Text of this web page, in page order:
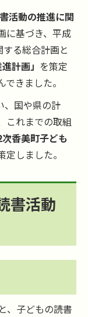
活動の推進に関
に基づき、平成
る総合計画と
計画」 を策定
きました。
、国や県の計
これまでの取組
次香美町子ども
しました。
書活動
、子どもの読書